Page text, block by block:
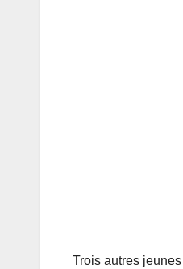
Trois autres